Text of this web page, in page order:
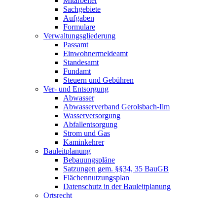
Sachgebiete
Aufgaben
Formulare
Verwaltungsgliederung
Passamt
Einwohnermeldeamt
Standesamt
Fundamt
Steuern und Gebühren
Ver- und Entsorgung
Abwasser
Abwasserverband Gerolsbach-Ilm
Wasserversorgung
Abfallentsorgung
Strom und Gas
Kaminkehrer
Bauleitplanung
Bebauungspläne
Satzungen gem. §§34, 35 BauGB
Flächennutzungsplan
Datenschutz in der Bauleitplanung
Ortsrecht